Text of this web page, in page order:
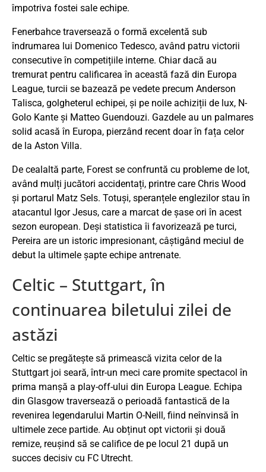
împotriva fostei sale echipe.
Fenerbahce traversează o formă excelentă sub
îndrumarea lui Domenico Tedesco, având patru victorii
consecutive în competițiile interne. Chiar dacă au
tremurat pentru calificarea în această fază din Europa
League, turcii se bazează pe vedete precum Anderson
Talisca, golgheterul echipei, și pe noile achiziții de lux, N-
Golo Kante și Matteo Guendouzi. Gazdele au un palmares
solid acasă în Europa, pierzând recent doar în fața celor
de la Aston Villa.
De cealaltă parte, Forest se confruntă cu probleme de lot,
având mulți jucători accidentați, printre care Chris Wood
și portarul Matz Sels. Totuși, speranțele englezilor stau în
atacantul Igor Jesus, care a marcat de șase ori în acest
sezon european. Deși statistica îi favorizează pe turci,
Pereira are un istoric impresionant, câștigând meciul de
debut la ultimele șapte echipe antrenate.
Celtic – Stuttgart, în
continuarea biletului zilei de
astăzi
Celtic se pregătește să primească vizita celor de la
Stuttgart joi seară, într-un meci care promite spectacol în
prima manșă a play-off-ului din Europa League. Echipa
din Glasgow traversează o perioadă fantastică de la
revenirea legendarului Martin O-Neill, fiind neînvinsă în
ultimele zece partide. Au obținut opt victorii și două
remize, reușind să se califice de pe locul 21 după un
succes decisiv cu FC Utrecht.